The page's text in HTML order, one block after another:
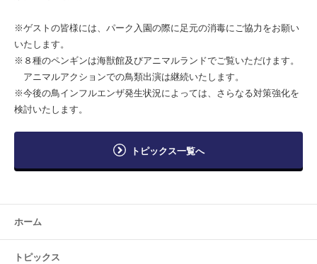
※ゲストの皆様には、パーク入園の際に足元の消毒にご協力をお願い
いたします。
※８種のペンギンは海獣館及びアニマルランドでご覧いただけます。
アニマルアクションでの鳥類出演は継続いたします。
※今後の⿃インフルエンザ発⽣状況によっては、さらなる対策強化を
検討いたします。
トピックス一覧へ
ホーム
トピックス